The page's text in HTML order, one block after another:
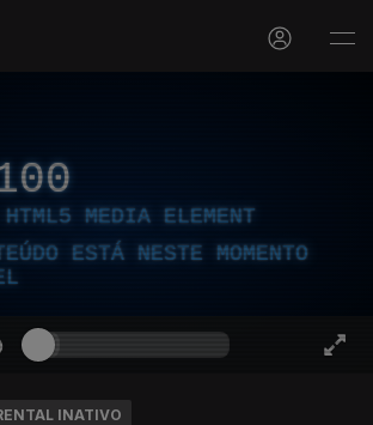
HTML5 MEDIA ELEMENT
ESTÁ NESTE MOMENTO
INATIVO